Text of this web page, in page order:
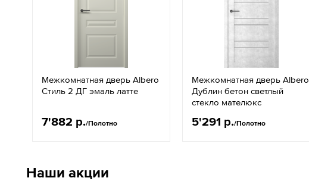
Межкомнатная дверь Albero
Стиль 2 ДГ эмаль латте
7'882 р./Полотно
Межкомнатная дверь Albero
Дублин бетон светлый
стекло мателюкс
5'291 р./Полотно
Наши акции